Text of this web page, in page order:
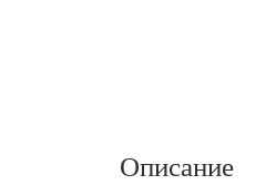
Описание